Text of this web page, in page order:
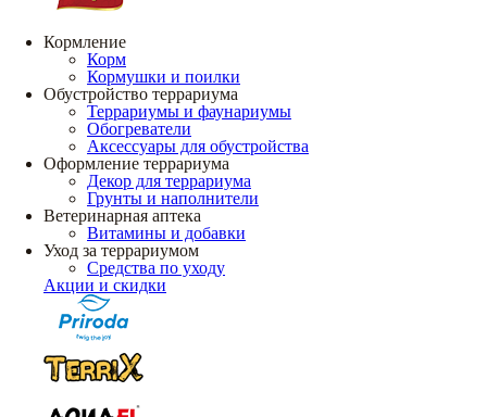
Кормление
Корм
Кормушки и поилки
Обустройство террариума
Террариумы и фаунариумы
Обогреватели
Аксессуары для обустройства
Оформление террариума
Декор для террариума
Грунты и наполнители
Ветеринарная аптека
Витамины и добавки
Уход за террариумом
Средства по уходу
Акции и скидки